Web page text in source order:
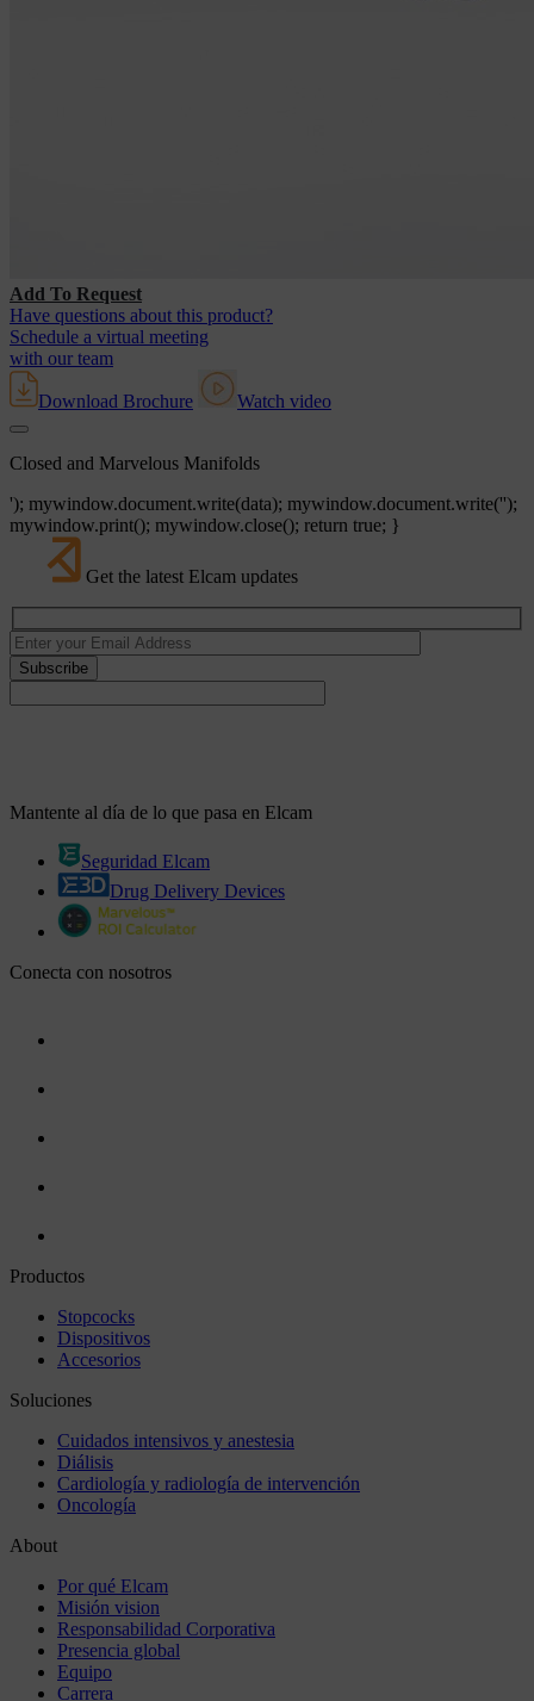
Add To Request
Have questions about this product?
Schedule a virtual meeting
with our team
Download Brochure Watch video
Closed and Marvelous Manifolds
'); mywindow.document.write(data); mywindow.document.write('');
mywindow.print(); mywindow.close(); return true; }
Get the latest Elcam updates
Mantente al día de lo que pasa en Elcam
Seguridad Elcam
Drug Delivery Devices
Conecta con nosotros
Productos
Stopcocks
Dispositivos
Accesorios
Soluciones
Cuidados intensivos y anestesia
Diálisis
Cardiología y radiología de intervención
Oncología
About
Por qué Elcam
Misión vision
Responsabilidad Corporativa
Presencia global
Equipo
Carrera